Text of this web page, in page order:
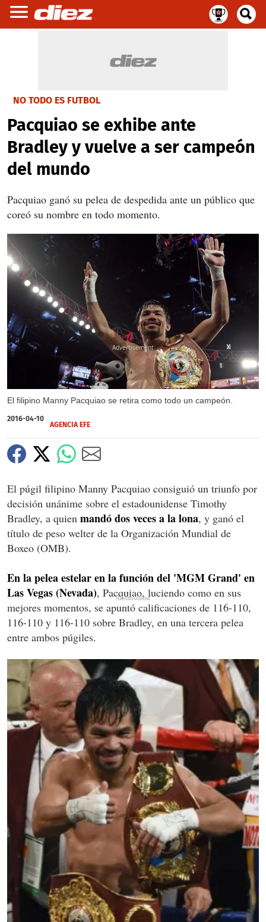
NO TODO ES FUTBOL
Pacquiao se exhibe ante
Bradley y vuelve a ser campeón
del mundo
Pacquiao ganó su pelea de despedida ante un público que
coreó su nombre en todo momento.
El filipino Manny Pacquiao se retira como todo un campeón.
X
X
X
X
2016-04-10
AGENCIA EFE
El púgil filipino Manny Pacquiao consiguió un triunfo por
decisión unánime sobre el estadounidense Timothy
Bradley, a quien mandó dos veces a la lona, y ganó el
título de peso welter de la Organización Mundial de
Boxeo (OMB).
En la pelea estelar en la función del 'MGM Grand' en
Las Vegas (Nevada), Pacquiao, luciendo como en sus
mejores momentos, se apuntó calificaciones de 116-110,
116-110 y 116-110 sobre Bradley, en una tercera pelea
entre ambos púgiles.